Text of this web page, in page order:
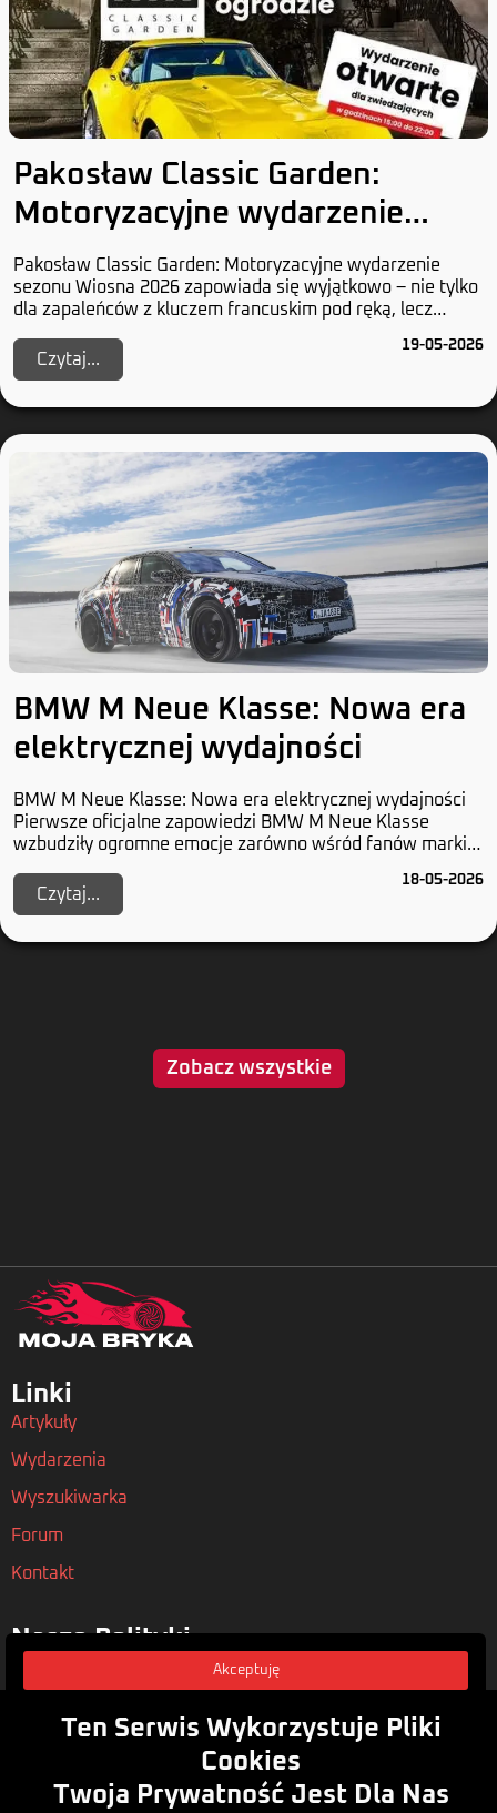
Pakosław Classic Garden:
Motoryzacyjne wydarzenie
sezonu
Pakosław Classic Garden: Motoryzacyjne wydarzenie
sezonu Wiosna 2026 zapowiada się wyjątkowo – nie tylko
dla zapaleńców z kluczem francuskim pod ręką, lecz
Czytaj...
19-05-2026
BMW M Neue Klasse: Nowa era
elektrycznej wydajności
BMW M Neue Klasse: Nowa era elektrycznej wydajności
Pierwsze oficjalne zapowiedzi BMW M Neue Klasse
wzbudziły ogromne emocje zarówno wśród fanów marki,
Czytaj...
18-05-2026
Zobacz wszystkie
Linki
Artykuły
Wydarzenia
Wyszukiwarka
Forum
Kontakt
Nasze Polityki
Zasubskrybuj
Akceptuję
Ten Serwis Wykorzystuje Pliki
Cookies
Twoja Prywatność Jest Dla Nas